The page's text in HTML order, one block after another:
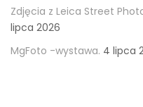
Zdjęcia z Leica Street
lipca 2026
MgFoto -wystawa. 4 lipca